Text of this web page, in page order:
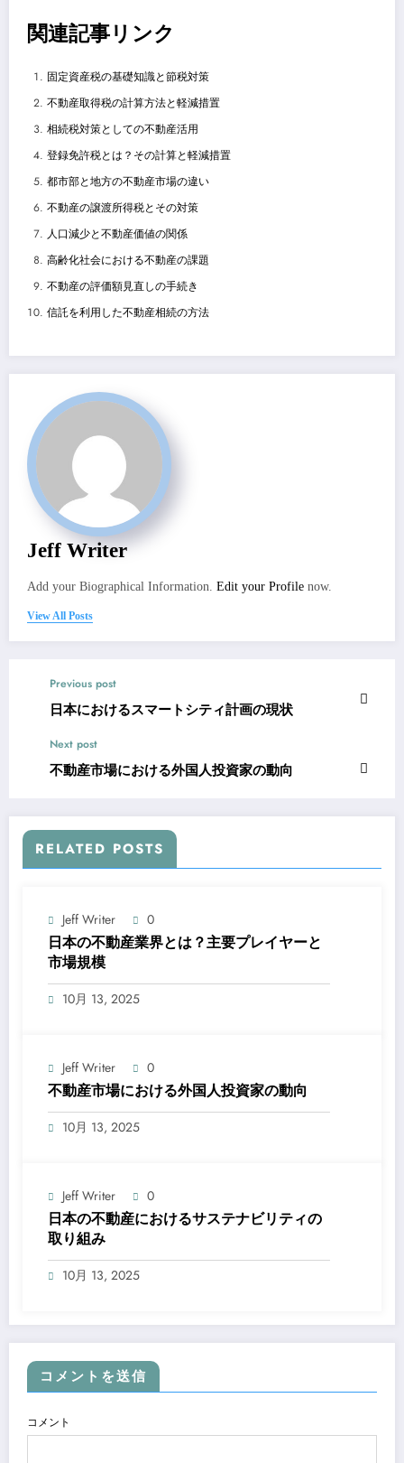
関連記事リンク
固定資産税の基礎知識と節税対策
不動産取得税の計算方法と軽減措置
相続税対策としての不動産活用
登録免許税とは？その計算と軽減措置
都市部と地方の不動産市場の違い
不動産の譲渡所得税とその対策
人口減少と不動産価値の関係
高齢化社会における不動産の課題
不動産の評価額見直しの手続き
信託を利用した不動産相続の方法
Jeff Writer
Add your Biographical Information. Edit your Profile now.
View All Posts
Previous post
日本におけるスマートシティ計画の現状
Next post
不動産市場における外国人投資家の動向
RELATED POSTS
Jeff Writer 0
日本の不動産業界とは？主要プレイヤーと
市場規模
10月 13, 2025
Jeff Writer 0
不動産市場における外国人投資家の動向
10月 13, 2025
Jeff Writer 0
日本の不動産におけるサステナビリティの
取り組み
10月 13, 2025
コメントを送信
コメント